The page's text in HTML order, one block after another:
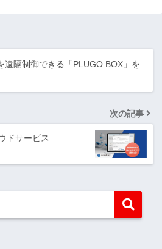
遠隔制御できる「PLUGO BOX」を
次の記事
ドサービス